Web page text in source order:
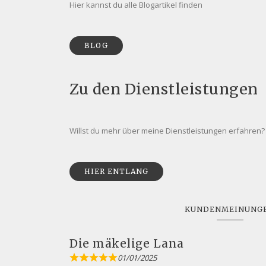
Hier kannst du alle Blogartikel finden
BLOG
Zu den Dienstleistungen
Willst du mehr über meine Dienstleistungen erfahren?
HIER ENTLANG
Die mäkelige Lana
01/01/2025